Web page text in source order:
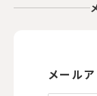
メール